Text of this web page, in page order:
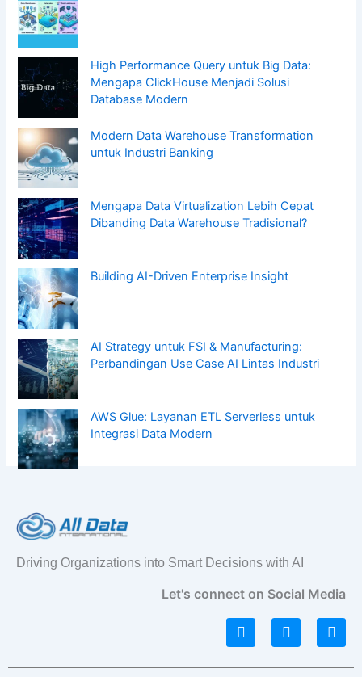
High Performance Query untuk Big Data:
Mengapa ClickHouse Menjadi Solusi
Database Modern
Modern Data Warehouse Transformation
untuk Industri Banking
Mengapa Data Virtualization Lebih Cepat
Dibanding Data Warehouse Tradisional?
Building AI-Driven Enterprise Insight
AI Strategy untuk FSI & Manufacturing:
Perbandingan Use Case AI Lintas Industri
AWS Glue: Layanan ETL Serverless untuk
Integrasi Data Modern
Driving Organizations into Smart Decisions with AI
Let's connect on Social Media
L
i
n
k
I
n
s
t
F
a
c
e